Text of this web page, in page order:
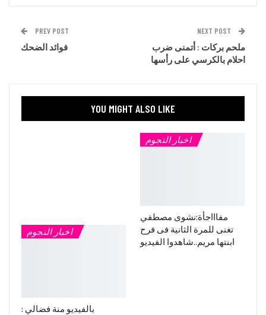
PREV POST
فوائد الضحك
NEXT POST
ملحم بركات : أتمنى ضرب
احلام بالكرسي على رأسها
YOU MIGHT ALSO LIKE
اخبار النجوم
بالفيديو منة فضالي :
اخبار النجوم
مفاااجأة:نشوى مصطفي
تغنى للمرة الثانية فى فرح
ابنتها مريم..شاهدوا الفيديو